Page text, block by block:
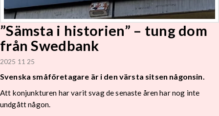
”Sämsta i historien” – tung dom
från Swedbank
2025 11 25
Svenska småföretagare är i den värsta sitsen någonsin.
Att konjunkturen har varit svag de senaste åren har nog inte
undgått någon.